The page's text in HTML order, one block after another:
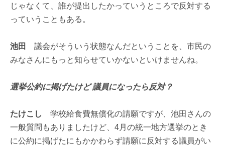
じゃなくて、誰が提出したかっていうところで反対する
っていうこともある。
池田
議会がそういう状態なんだということを、市民の
みなさんにもっと知らせていかないといけませんね。
選挙公約に掲げたけど 議員になったら反対？
たけこし
学校給食費無償化の請願ですが、池田さんの
一般質問もありましたけど、4月の統一地方選挙のとき
に公約に掲げたにもかかわらず請願に反対する議員がい